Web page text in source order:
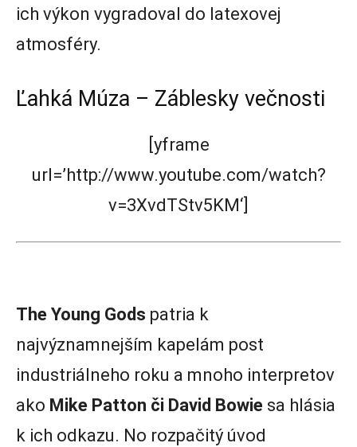
ich výkon vygradoval do latexovej
atmosféry.
Ľahká Múza – Záblesky večnosti
[yframe
url=’http://www.youtube.com/watch?
v=3XvdTStv5KM‘]
The Young Gods patria k
najvýznamnejším kapelám post
industriálneho roku a mnoho interpretov
ako Mike Patton či David Bowie sa hlásia
k ich odkazu. No rozpačitý úvod